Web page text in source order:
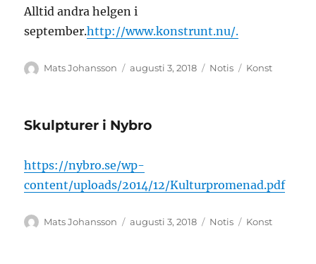
Alltid andra helgen i
september.http://www.konstrunt.nu/.
Författare
Mats Johansson
Publicerat
augusti 3, 2018 Format
Notis Kategorier
Konst
Skulpturer i Nybro
https://nybro.se/wp-
content/uploads/2014/12/Kulturpromenad.pdf
Författare
Mats Johansson
Publicerat
augusti 3, 2018 Format
Notis Kategorier
Konst